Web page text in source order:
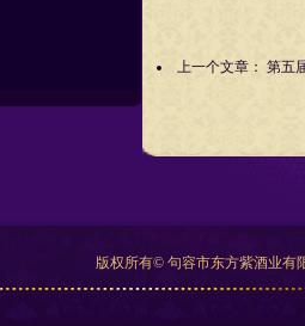
上一个文章： 第五
版权所有© 句容市东方紫酒业有